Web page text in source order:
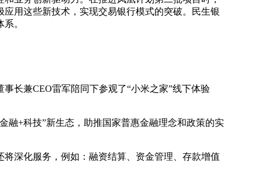
用这些新技术，实现交易银行模式的突破。民生银
。
长兼CEO雷军陪同下参观了“小米之家”线下体验
+科技”新生态，助推国家普惠金融理念和政策的实
深化服务，例如：融资结算、资金管理、存款增值